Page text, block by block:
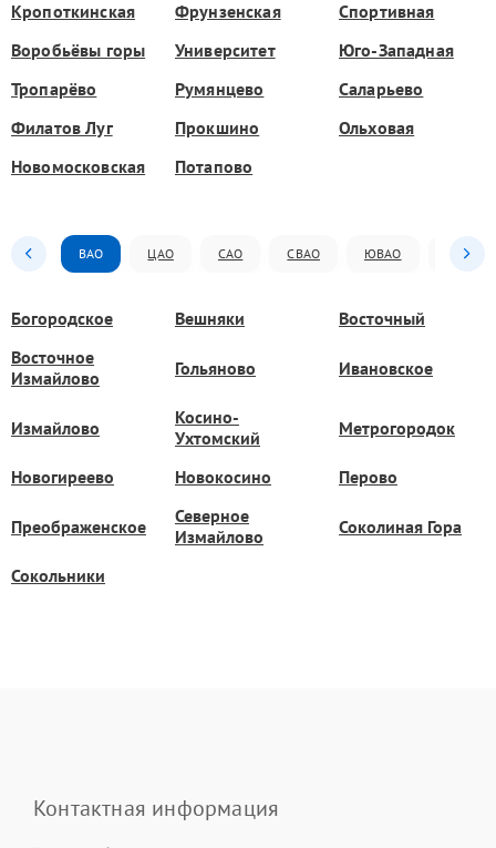
Кропоткинская Фрунзенская
Спортивная
Воробьёвы горы
Университет
Юго-Западная
Тропарёво
Румянцево
Саларьево
Филатов Луг
Прокшино
Ольховая
Новомосковская
Потапово
ВАО ЦАО САО СВАО ЮВАО ЮАО
Богородское Вешняки
Восточный
Восточное
Измайлово
Гольяново Ивановское
Измайлово
Косино-
Ухтомский
Метрогородок
Новогиреево Новокосино Перово
Преображенское
Северное
Измайлово
Соколиная Гора
Сокольники
Контактная информация